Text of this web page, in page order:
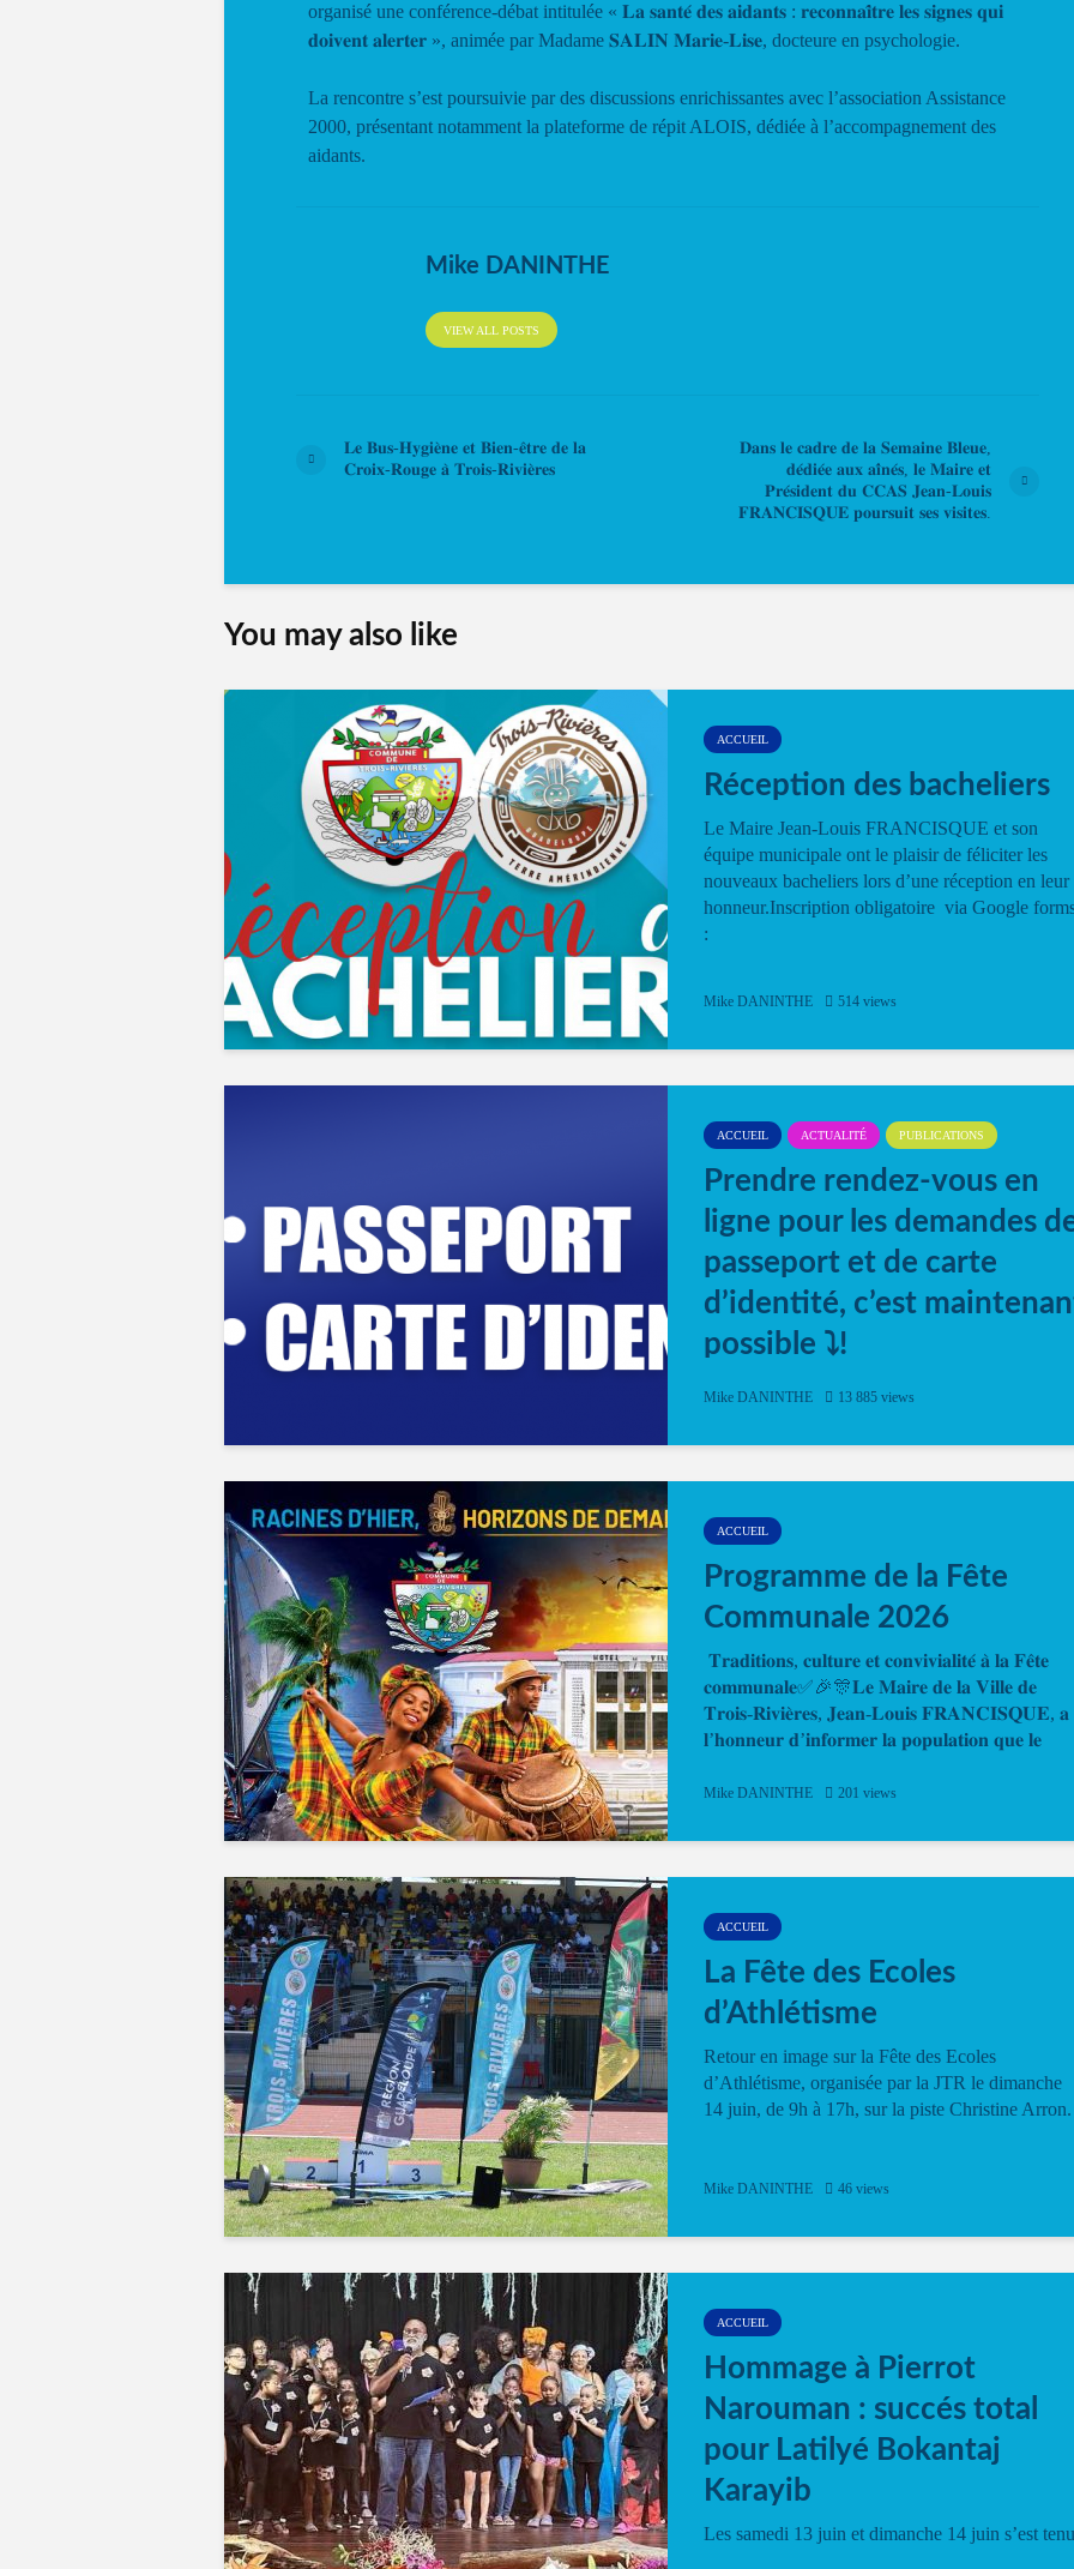
organisé une conférence-débat intitulée « 𝐋𝐚 𝐬𝐚𝐧𝐭𝐞́ 𝐝𝐞𝐬 𝐚𝐢𝐝𝐚𝐧𝐭𝐬 : 𝐫𝐞𝐜𝐨𝐧𝐧𝐚𝐢̂𝐭𝐫𝐞 𝐥𝐞𝐬 𝐬𝐢𝐠𝐧𝐞𝐬 𝐪𝐮𝐢
𝐝𝐨𝐢𝐯𝐞𝐧𝐭 𝐚𝐥𝐞𝐫𝐭𝐞𝐫 », animée par Madame 𝐒𝐀𝐋𝐈𝐍 𝐌𝐚𝐫𝐢𝐞-𝐋𝐢𝐬𝐞, docteure en psychologie.
La rencontre s’est poursuivie par des discussions enrichissantes avec l’association Assistance
2000, présentant notamment la plateforme de répit ALOIS, dédiée à l’accompagnement des
aidants.
Mike DANINTHE
VIEW ALL POSTS
𝐋𝐞 𝐁𝐮𝐬-𝐇𝐲𝐠𝐢𝐞̀𝐧𝐞 𝐞𝐭 𝐁𝐢𝐞𝐧-𝐞̂𝐭𝐫𝐞 𝐝𝐞 𝐥𝐚
𝐂𝐫𝐨𝐢𝐱-𝐑𝐨𝐮𝐠𝐞 𝐚̀ 𝐓𝐫𝐨𝐢𝐬-𝐑𝐢𝐯𝐢𝐞̀𝐫𝐞𝐬
𝐃𝐚𝐧𝐬 𝐥𝐞 𝐜𝐚𝐝𝐫𝐞 𝐝𝐞 𝐥𝐚 𝐒𝐞𝐦𝐚𝐢𝐧𝐞 𝐁𝐥𝐞𝐮𝐞,
𝐝𝐞́𝐝𝐢𝐞́𝐞 𝐚𝐮𝐱 𝐚𝐢̂𝐧𝐞́𝐬, 𝐥𝐞 𝐌𝐚𝐢𝐫𝐞 𝐞𝐭
𝐏𝐫𝐞́𝐬𝐢𝐝𝐞𝐧𝐭 𝐝𝐮 𝐂𝐂𝐀𝐒 𝐉𝐞𝐚𝐧-𝐋𝐨𝐮𝐢𝐬
𝐅𝐑𝐀𝐍𝐂𝐈𝐒𝐐𝐔𝐄 𝐩𝐨𝐮𝐫𝐬𝐮𝐢𝐭 𝐬𝐞𝐬 𝐯𝐢𝐬𝐢𝐭𝐞𝐬.
You may also like
ACCUEIL
Réception des bacheliers
Le Maire Jean-Louis FRANCISQUE et son
équipe municipale ont le plaisir de féliciter les
nouveaux bacheliers lors d’une réception en leur
honneur.Inscription obligatoire via Google
:
Mike DANINTHE 514 views
ACCUEIL ACTUALITÉ PUBLICATIONS
Prendre rendez-vous en
ligne pour les demandes
passeport et de carte
d’identité, c’est
possible ⤵️!
Désormais, il est possible de prendre rendez-
Mike DANINTHE 13 885 views
ACCUEIL
Programme de la Fête
Communale 2026
𝐓𝐫𝐚𝐝𝐢𝐭𝐢𝐨𝐧𝐬, 𝐜𝐮𝐥𝐭𝐮𝐫𝐞 𝐞𝐭 𝐜𝐨𝐧𝐯𝐢𝐯𝐢𝐚𝐥𝐢𝐭𝐞́ 𝐚̀ 𝐥𝐚 𝐅𝐞̂𝐭𝐞
𝐜𝐨𝐦𝐦𝐮𝐧𝐚𝐥𝐞✅🎉🎊𝐋𝐞 𝐌𝐚𝐢𝐫𝐞 𝐝𝐞 𝐥𝐚 𝐕𝐢𝐥𝐥𝐞 𝐝𝐞
𝐓𝐫𝐨𝐢𝐬-𝐑𝐢𝐯𝐢𝐞̀𝐫𝐞𝐬, 𝐉𝐞𝐚𝐧-𝐋𝐨𝐮𝐢𝐬 𝐅𝐑𝐀𝐍𝐂𝐈𝐒𝐐𝐔𝐄, 𝐚
𝐥’𝐡𝐨𝐧𝐧𝐞𝐮𝐫 𝐝’𝐢𝐧𝐟𝐨𝐫𝐦𝐞𝐫 𝐥𝐚 𝐩𝐨𝐩𝐮𝐥𝐚𝐭𝐢𝐨𝐧 𝐪𝐮𝐞 𝐥𝐞
Mike DANINTHE 201 views
ACCUEIL
La Fête des Ecoles
d’Athlétisme
Retour en image sur la Fête des Ecoles
d’Athlétisme, organisée par la JTR le dimanche
14 juin, de 9h à 17h, sur la piste Christine Arron.
Mike DANINTHE 46 views
ACCUEIL
Hommage à Pierrot
Narouman : succés total
pour Latilyé Bokantaj
Karayib
Les samedi 13 juin et dimanche 14 juin s’est tenu